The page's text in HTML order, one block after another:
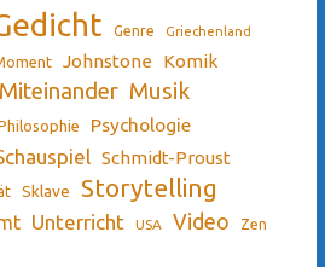
Genre Griechenland
Johnstone Komik
Miteinander Musik
Psychologie
Schmidt-Proust
Sklave Storytelling
Unterricht USA Video Zen